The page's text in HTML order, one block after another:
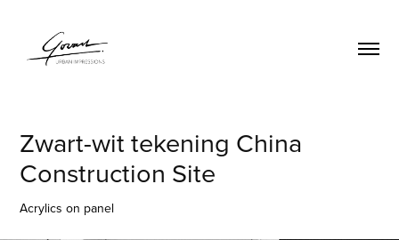
Zwart-wit tekening China
Construction Site
Acrylics on panel